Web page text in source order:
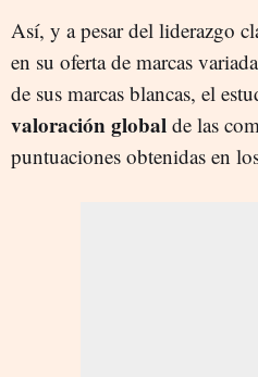
Así, y a pesar del liderazgo
en su oferta de marcas
de sus marcas blancas, el
valoración global de las
puntuaciones obtenidas en